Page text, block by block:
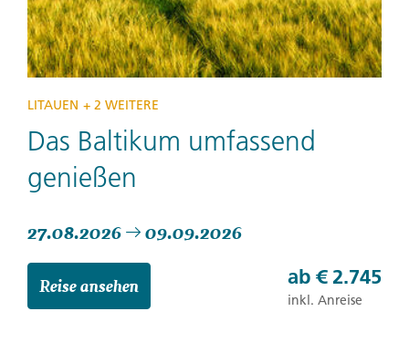
LITAUEN + 2 WEITERE
Das Baltikum umfassend
genießen
27.08.2026 09.09.2026
Reise ansehen ab € 2.745
inkl. Anreise